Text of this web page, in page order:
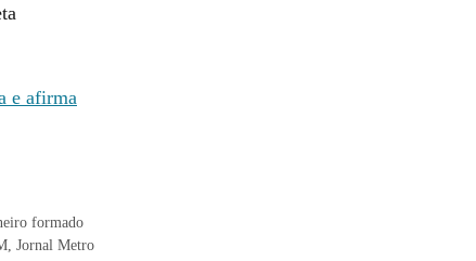
e afirma
formado
Jornal Metro